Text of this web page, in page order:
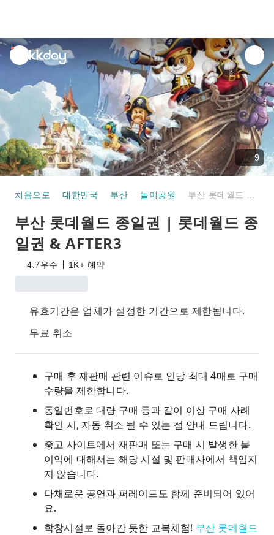
unread
notifications
9
처음으로 대한민국 부산 놀이공원
부산 롯데월드 종일권 | 롯데월드 종
일권 & AFTER3
4.7우수 1K+ 예약
유효기간은 업체가 설정한 기간으로 제한됩니다.
무료 취소
구매 후 재판매 관련 이슈로 인당 최대 4매로 구매
수량을 제한합니다.
동일번호로 대량 구매 등과 같이 이상 구매 사례
확인 시, 자동 취소 될 수 있는 점 안내 드립니다.
중고 사이트에서 재판매 또는 구매 시 발생한 불
이익에 대해서는 해당 시설 및 판매사에서 책임지
지 않습니다.
다채로운 공연과 퍼레이드도 함께 준비되어 있어
요.
학창시절로 돌아간 듯한 교복체험! 부산 롯데월드